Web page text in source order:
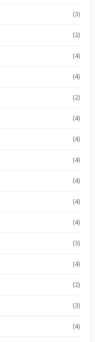
(3)
(2)
(4)
(4)
(2)
(4)
(4)
(4)
(4)
(4)
(4)
(3)
(4)
(2)
(3)
(4)